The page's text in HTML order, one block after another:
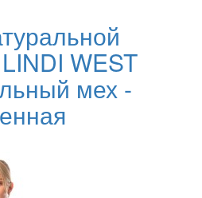
WEST
мех -